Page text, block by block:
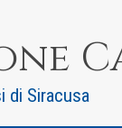
di Siracusa